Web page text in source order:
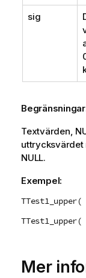
sig
Textvärden,
uttrycksvärdet
NULL.
Exempel:
Mer